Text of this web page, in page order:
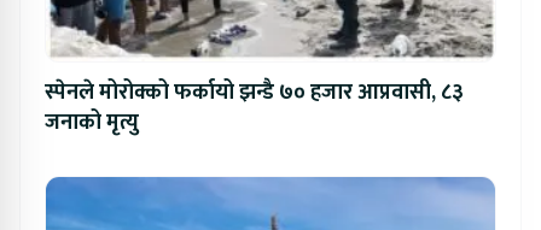
स्पेनले मोरोक्को फर्कायो झन्डै ७० हजार आप्रवासी, ८३
जनाको मृत्यु